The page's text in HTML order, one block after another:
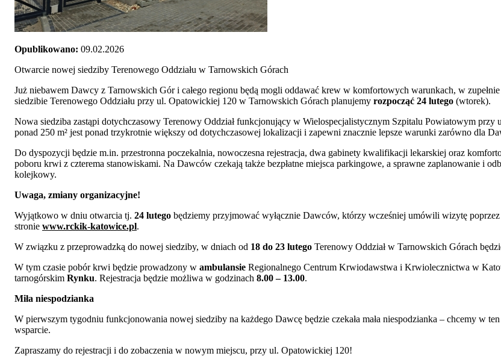
Opublikowano: 09.02.2026
Otwarcie nowej siedziby Terenowego Oddziału w Tarnowskich Górach
Już niebawem Dawcy z Tarnowskich Gór i całego regionu będą mogli oddawać krew w komfortowych warunkach, w
siedzibie Terenowego Oddziału przy ul. Opatowickiej 120 w Tarnowskich Górach planujemy rozpocząć 24 lutego (wtorek).
Nowa siedziba zastąpi dotychczasowy Terenowy Oddział funkcjonujący w Wielospecjalistycznym Szpitalu Powiatowym
ponad 250 m² jest ponad trzykrotnie większy od dotychczasowej lokalizacji i zapewni znacznie lepsze warunki zarówno dla
Do dyspozycji będzie m.in. przestronna poczekalnia, nowoczesna rejestracja, dwa gabinety kwalifikacji lekarskiej oraz
poboru krwi z czterema stanowiskami. Na Dawców czekają także bezpłatne miejsca parkingowe, a sprawne zaplanowanie i
kolejkowy.
Uwaga, zmiany organizacyjne!
Wyjątkowo w dniu otwarcia tj. 24 lutego będziemy przyjmować wyłącznie Dawców, którzy wcześniej umówili wizytę
stronie www.rckik-katowice.pl.
W związku z przeprowadzką do nowej siedziby, w dniach od 18 do 23 lutego Terenowy Oddział w Tarnowskich Górach
W tym czasie pobór krwi będzie prowadzony w ambulansie Regionalnego Centrum Krwiodawstwa i Krwiolecznictwa w
tarnogórskim Rynku. Rejestracja będzie możliwa w godzinach 8.00 – 13.00.
Miła niespodzianka
W pierwszym tygodniu funkcjonowania nowej siedziby na każdego Dawcę będzie czekała mała niespodzianka – chcemy w
wsparcie.
Zapraszamy do rejestracji i do zobaczenia w nowym miejscu, przy ul. Opatowickiej 120!